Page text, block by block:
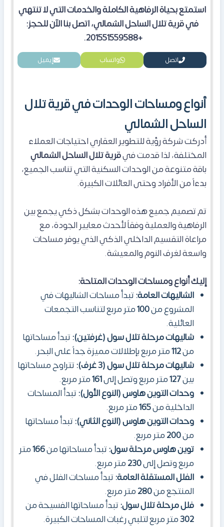
استمتع بحياة الرفاهية الكاملة والخدمات التي لا تنتهي
في قرية تلال الساحل الشمالي، اتصل بنا الآن للحجز:
+201551559588.
اتصل واتساب إيميل
أنواع ومساحات الوحدات في قرية تلال
الساحل الشمالي
أدركت شركة رؤية للتطوير العقاري احتياجات العملاء
المختلفة، لذا قدمت فيقرية تلال الساحل الشمالي
باقة متنوعة من الوحدات السكنية التي تناسب الجميع،
بدءاً من الأفراد وحتى العائلات الكبيرة.
تم تصميم جميع هذه الوحدات بشكل ذكي يجمع بين
الرفاهية والعملية وفقاً لأحدث معايير الجودة، مع
مراعاة التقسيم الداخلي الذكي الذي يوفر مساحات
واسعة لغرف النوم والمعيشة.
إليك أنواع ومساحات الوحدات المتاحة:
الشاليهات العامة:تبدأ مساحات الشاليهات في
المشروع من100متر مربع لتناسب التجمعات
العائلية.
شاليهات مرحلة تلال سول (غرفتين):تبدأ مساحاتها
من112متر مربع بإطلالات مميزة جداً على البحر.
شاليهات مرحلة تلال سول (3 غرف):
تتراوح مساحاتها
بين127متر مربع وتصل إلى161متر مربع.
وحدات التوين هاوس (النوع الأول):تبدأ المساحات
الداخلية من165متر مربع.
وحدات التوين هاوس (النوع الثاني):تبدأ مساحاتها
من200متر مربع.
توين هاوس مرحلة سول:تبدأ مساحاتها من166متر
مربع وتصل إلى230متر مربع.
الفلل المستقلة العامة:تبدأ مساحات الفلل في
المنتجع من280متر مربع.
فلل مرحلة تلال سول:تبدأ مساحاتها الفسيحة من
302متر مربع لتلبي رغبات المساحات الكبيرة.